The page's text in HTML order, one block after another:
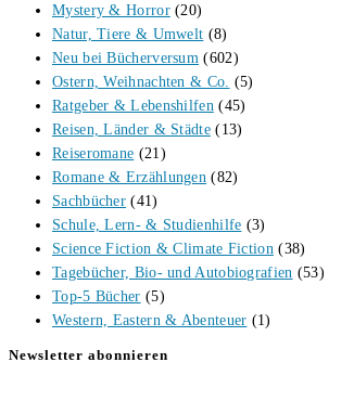
Mystery & Horror (20)
Natur, Tiere & Umwelt (8)
Neu bei Bücherversum (602)
Ostern, Weihnachten & Co. (5)
Ratgeber & Lebenshilfen (45)
Reisen, Länder & Städte (13)
Reiseromane (21)
Romane & Erzählungen (82)
Sachbücher (41)
Schule, Lern- & Studienhilfe (3)
Science Fiction & Climate Fiction (38)
Tagebücher, Bio- und Autobiografien (53)
Top-5 Bücher (5)
Western, Eastern & Abenteuer (1)
Newsletter abonnieren